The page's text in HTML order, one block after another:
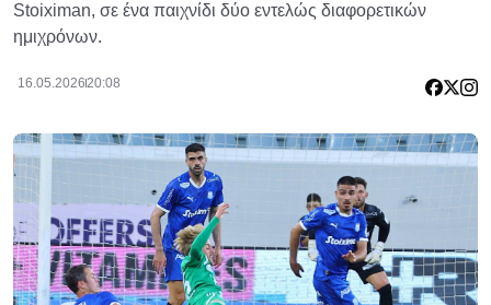
Stoiximan, σε ένα παιχνίδι δύο εντελώς διαφορετικών
ημιχρόνων.
16.05.202620:08